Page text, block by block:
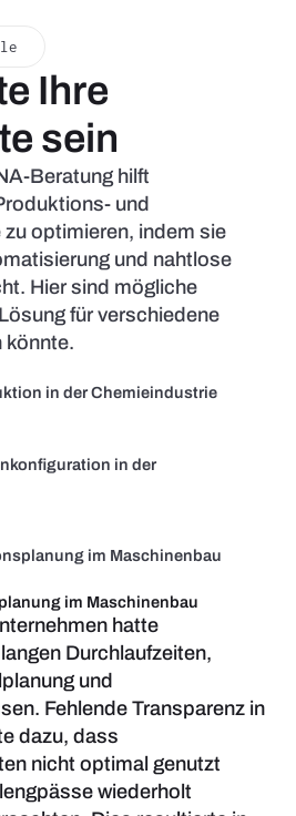
Ihre
sein
Beratung hilft
und
optimieren, indem sie
und nahtlose
Hier sind mögliche
für verschiedene
könnte.
in der Chemieindustrie
in der
im Maschinenbau
im Maschinenbau
hatte
Durchlaufzeiten,
und
Fehlende Transparenz in
dazu, dass
nicht optimal genutzt
wiederholt